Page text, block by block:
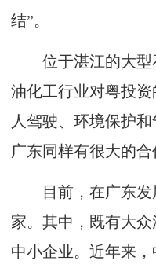
结”。
位于湛江的大型
油化工行业对粤投
人驾驶、环境保护
广东同样有很大的合
目前，在广东发
家。其中，既有大
中小企业。近年来